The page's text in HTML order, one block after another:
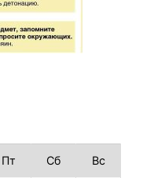
Пт Сб Вс